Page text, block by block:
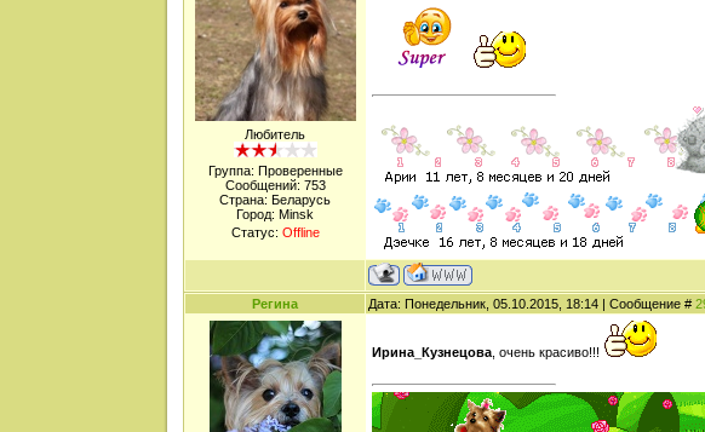
Любитель
Группа: Проверенные
Сообщений: 753
Страна: Беларусь
Город: Minsk
Статус: Offline
Регина Дата: Понедельник, 05.10.2015, 18:14 | Сообщение #
Ирина_Кузнецова , очень красиво!!!